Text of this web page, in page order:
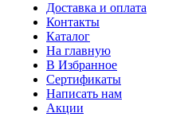
Доставка и оплата
Контакты
Каталог
На главную
В Избранное
Сертификаты
Написать нам
Акции